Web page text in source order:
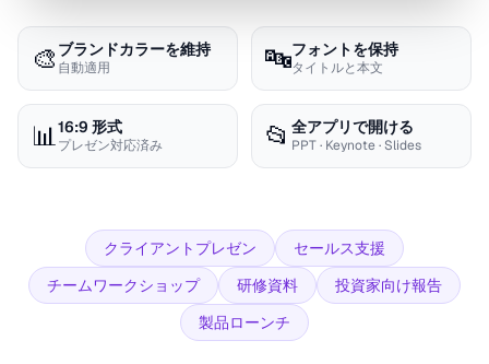
🎨 ブランドカラーを維持
自動適用 🔤フォントを保持
タイトルと本文
📊16:9 形式
プレゼン対応済み 📂 全アプリで開ける
PPT · Keynote · Slides
クライアントプレゼン
セールス支援
チームワークショップ
研修資料
投資家向け報告
製品ローンチ